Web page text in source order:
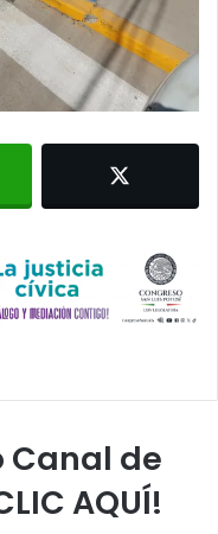
Canal de
AQUÍ!